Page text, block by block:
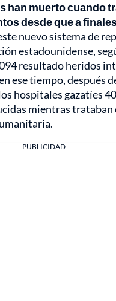
han muerto cuando
desde que a
nuevo sistema de
estadounidense,
resultado heridos
ese tiempo, después
hospitales gazatíes
mientras trataban
PUBLICIDAD